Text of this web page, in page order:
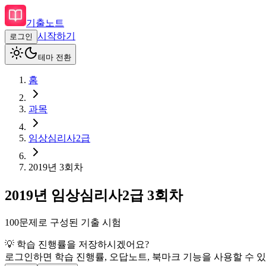
기출노트
로그인 시작하기
테마 전환
홈
과목
임상심리사2급
2019년 3회차
2019년 임상심리사2급 3회차
100문제로 구성된 기출 시험
💡 학습 진행률을 저장하시겠어요?
로그인하면 학습 진행률, 오답노트, 북마크 기능을 사용할 수